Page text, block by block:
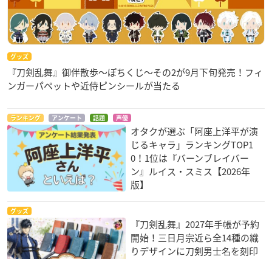
グッズ
『刀剣乱舞』御伴散歩～ぽちくじ～その2が9月下旬発売！フィ
ンガーパペットや近侍ピンシールが当たる
ランキング アンケート 話題 声優
オタクが選ぶ「阿座上洋平が演
じるキャラ」ランキングTOP1
0！1位は『バーンブレイバー
ン』ルイス・スミス【2026年
版】
グッズ
『刀剣乱舞』2027年手帳が予約
開始！三日月宗近ら全14種の織
りデザインに刀剣男士名を刻印